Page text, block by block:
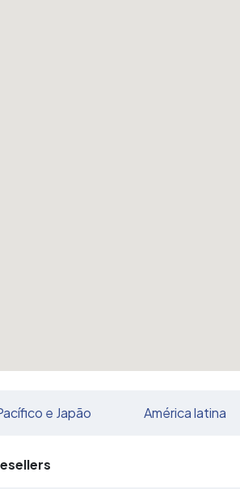
e Japão América latina